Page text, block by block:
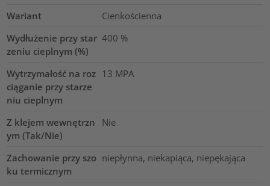
Wariant
Cienkościenna
Wydłużenie przy star
zeniu cieplnym (%)
400 %
Wytrzymałość na roz
ciąganie przy starze
niu cieplnym
13 MPA
Z klejem wewnętrzn
ym (Tak/Nie)
Nie
Zachowanie przy szo
ku termicznym
niepłynna, niekapiąca, niepękająca